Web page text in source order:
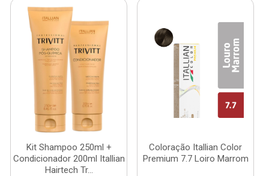
Kit Shampoo 250ml +
Condicionador 200ml Itallian
Hairtech Tr...
Coloração Itallian Color
Premium 7.7 Loiro Marrom